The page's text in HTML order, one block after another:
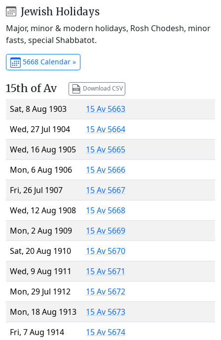
Jewish Holidays
Major, minor & modern holidays, Rosh Chodesh, minor
fasts, special Shabbatot.
5668 Calendar »
15th of Av Download CSV
Sat, 8 Aug 1903
15 Av 5663
Wed, 27 Jul 1904
15 Av 5664
Wed, 16 Aug 1905
15 Av 5665
Mon, 6 Aug 1906
15 Av 5666
Fri, 26 Jul 1907
15 Av 5667
Wed, 12 Aug 1908
15 Av 5668
Mon, 2 Aug 1909
15 Av 5669
Sat, 20 Aug 1910
15 Av 5670
Wed, 9 Aug 1911
15 Av 5671
Mon, 29 Jul 1912
15 Av 5672
Mon, 18 Aug 1913
15 Av 5673
Fri, 7 Aug 1914
15 Av 5674